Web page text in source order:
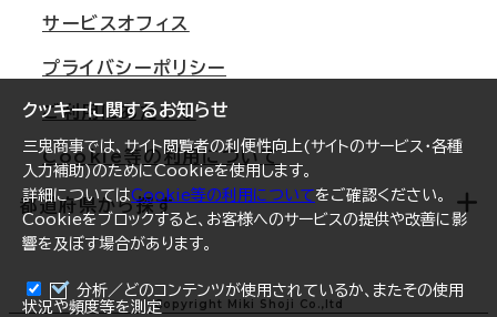
クッキーに関するお知らせ
三鬼商事では、サイト閲覧者の利便性向上(サイトのサービス・各種
入力補助)のためにCookieを使用します。
詳細についてはCookie等の利用についてをご確認ください。
Cookieをブロックすると、お客様へのサービスの提供や改善に影
響を及ぼす場合があります。
分析／どのコンテンツが使用されているか、またその使用
状況や頻度等を測定
名古屋
札幌
仙台
横浜
福岡
オフィスリポート
ログイン
サービスオフィス
プライバシーポリシー
ご利用にあたって
Cookie等の利用について
都道府県から探す
北海道 Copyright Miki Shoji Co.,ltd